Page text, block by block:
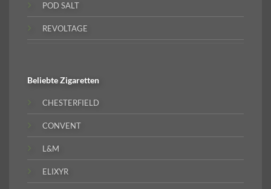
POD SALT
REVOLTAGE
BeliebteZigaretten
CHESTERFIELD
CONVENT
L&M
ELIXYR